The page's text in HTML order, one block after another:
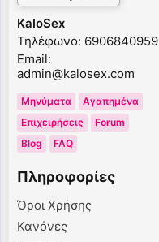
KaloSex
Τηλέφωνο: 6906840959
Email:
admin@kalosex.com
Μηνύματα
Αγαπημένα
Επιχειρήσεις
Forum
Blog
FAQ
Πληροφορίες
Όροι Χρήσης
Κανόνες